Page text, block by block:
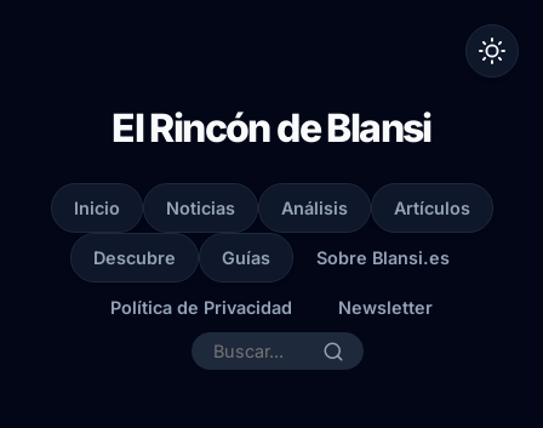
El Rincón de Blansi
Inicio Noticias Análisis Artículos
Descubre Guías Sobre Blansi.es
Política de Privacidad Newsletter